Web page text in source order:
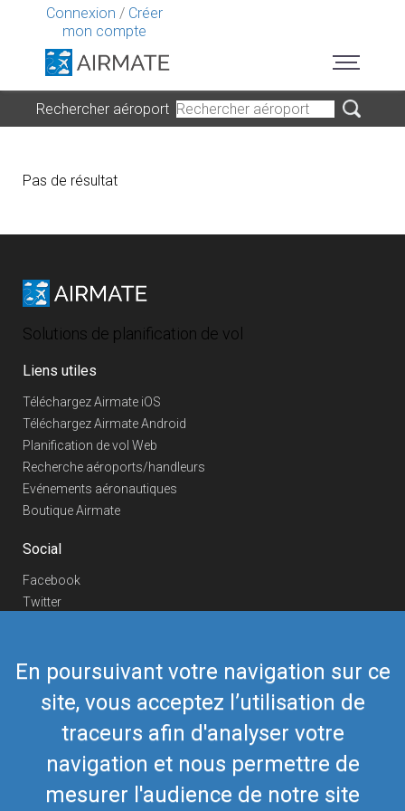
Connexion / Créer
mon compte
En poursuivant votre navigation sur ce
site, vous acceptez l’utilisation de
traceurs afin d'analyser votre
navigation et nous permettre de
mesurer l'audience de notre site
Rechercher aéroport
Pas de résultat
Solutions de planification de vol
Liens utiles
Téléchargez Airmate iOS
Téléchargez Airmate Android
Planification de vol Web
Recherche aéroports/handleurs
Evénements aéronautiques
Boutique Airmate
Social
Facebook
Twitter
Telegram
Nous contacter
Téléphone Europe +352 26441835
Téléphone US/Canada
418-592-8862
airmate@airmate.aero
(c) Myriel Aviation SA